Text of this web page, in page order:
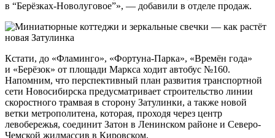
в “Берёзках-Новолуговое”», — добавили в отделе продаж.
Кстати, до «Фламинго», «Фортуна-Парка», «Времён года»
и «Берёзок» от площади Маркса ходит автобус №160.
Напомним, что перспективный план развития транспортной
сети Новосибирска предусматривает строительство линии
скоростного трамвая в сторону Затулинки, а также новой
ветки метрополитена, которая, проходя через центр
левобережья, соединит Затон в Ленинском районе и Северо-
Чемской жилмассив в Кировском.